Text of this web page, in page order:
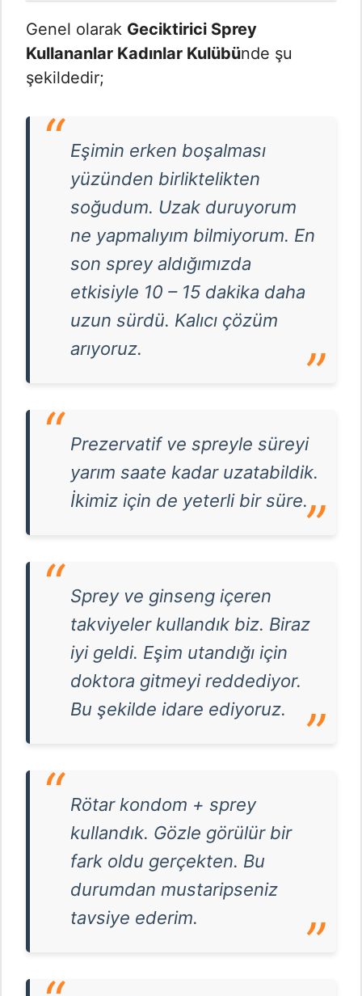
Genel olarak Geciktirici Sprey
Kullananlar Kadınlar Kulübünde şu
şekildedir;
Eşimin erken boşalması
yüzünden birliktelikten
soğudum. Uzak duruyorum
ne yapmalıyım bilmiyorum. En
son sprey aldığımızda
etkisiyle 10 – 15 dakika daha
uzun sürdü. Kalıcı çözüm
arıyoruz.
Prezervatif ve spreyle süreyi
yarım saate kadar uzatabildik.
İkimiz için de yeterli bir süre.
Sprey ve ginseng içeren
takviyeler kullandık biz. Biraz
iyi geldi. Eşim utandığı için
doktora gitmeyi reddediyor.
Bu şekilde idare ediyoruz.
Rötar kondom + sprey
kullandık. Gözle görülür bir
fark oldu gerçekten. Bu
durumdan mustaripseniz
tavsiye ederim.